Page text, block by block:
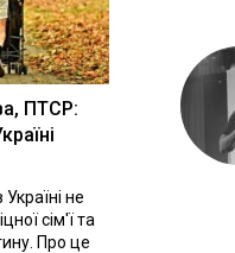
ПТСР:
Україні не
сім'ї та
Про це